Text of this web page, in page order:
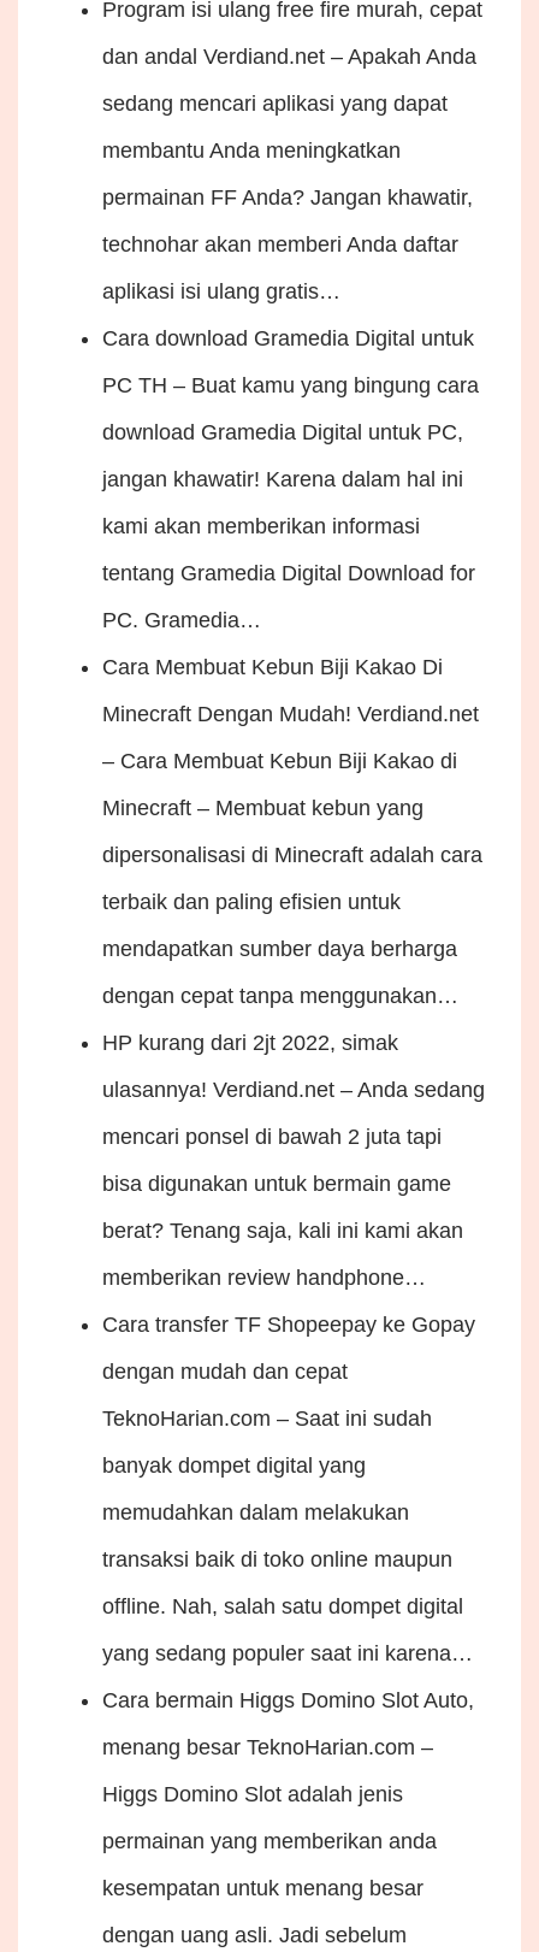
Program isi ulang free fire murah, cepat
dan andal Verdiand.net – Apakah Anda
sedang mencari aplikasi yang dapat
membantu Anda meningkatkan
permainan FF Anda? Jangan khawatir,
technohar akan memberi Anda daftar
aplikasi isi ulang gratis…
Cara download Gramedia Digital untuk
PC TH – Buat kamu yang bingung cara
download Gramedia Digital untuk PC,
jangan khawatir! Karena dalam hal ini
kami akan memberikan informasi
tentang Gramedia Digital Download for
PC. Gramedia…
Cara Membuat Kebun Biji Kakao Di
Minecraft Dengan Mudah! Verdiand.net
– Cara Membuat Kebun Biji Kakao di
Minecraft – Membuat kebun yang
dipersonalisasi di Minecraft adalah cara
terbaik dan paling efisien untuk
mendapatkan sumber daya berharga
dengan cepat tanpa menggunakan…
HP kurang dari 2jt 2022, simak
ulasannya! Verdiand.net – Anda sedang
mencari ponsel di bawah 2 juta tapi
bisa digunakan untuk bermain game
berat? Tenang saja, kali ini kami akan
memberikan review handphone…
Cara transfer TF Shopeepay ke Gopay
dengan mudah dan cepat
TeknoHarian.com – Saat ini sudah
banyak dompet digital yang
memudahkan dalam melakukan
transaksi baik di toko online maupun
offline. Nah, salah satu dompet digital
yang sedang populer saat ini karena…
Cara bermain Higgs Domino Slot Auto,
menang besar TeknoHarian.com –
Higgs Domino Slot adalah jenis
permainan yang memberikan anda
kesempatan untuk menang besar
dengan uang asli. Jadi sebelum